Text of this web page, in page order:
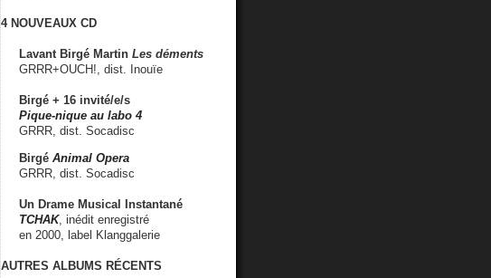
4 NOUVEAUX CD
Lavant Birgé Martin Les déments
GRRR+OUCH!, dist. Inouïe
Birgé + 16 invité/e/s
Pique-nique au labo 4
GRRR, dist. Socadisc
Birgé Animal Opera
GRRR, dist. Socadisc
Un Drame Musical Instantané
TCHAK, inédit enregistré
en 2000, label Klanggalerie
AUTRES ALBUMS RÉCENTS